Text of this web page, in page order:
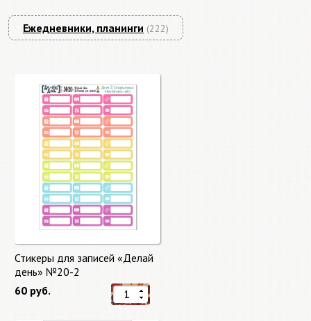
Ежедневники, планинги (222)
Стикеры для записей «Делай
день» №20-2
60 руб.